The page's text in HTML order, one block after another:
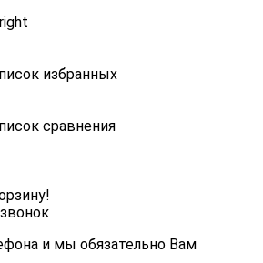
избранных
сравнения
и мы обязательно Вам